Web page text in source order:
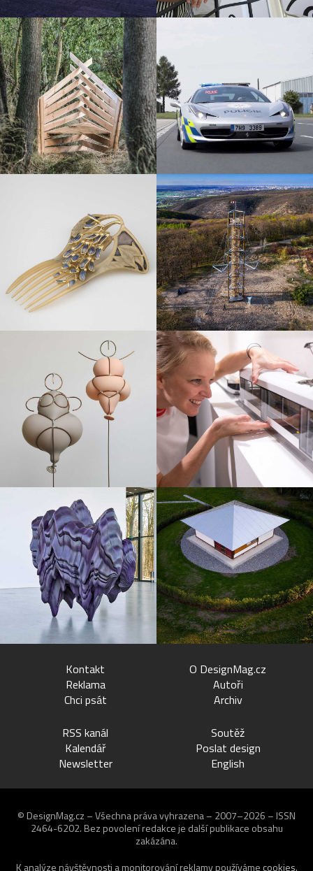
Kontakt
Reklama
Chci psát
O DesignMag.cz
Autoři
Archiv
RSS kanál
Kalendář
Newsletter
Soutěž
Poslat design
English
© DesignMag.cz – Všechna práva vyhrazena – 2007–2026 – ISSN
2464-6202. Bez povolení redakce je další publikace obsahu
zakázána.
K analýze návštěvnosti a monitorování reklamy používáme cookies.